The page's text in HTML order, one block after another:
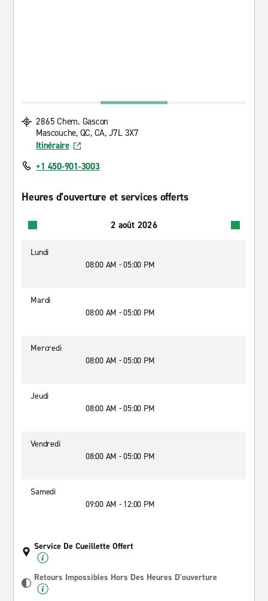
2865 Chem. Gascon
Mascouche, QC, CA, J7L 3X7
Itinéraire
+1 450-901-3003
Heures d’ouverture et services offerts
2 août 2026
Lundi
08:00 AM - 05:00 PM
Mardi
08:00 AM - 05:00 PM
Mercredi
08:00 AM - 05:00 PM
Jeudi
08:00 AM - 05:00 PM
Vendredi
08:00 AM - 05:00 PM
Samedi
09:00 AM - 12:00 PM
Service De Cueillette Offert
Retours Impossibles Hors Des Heures D'ouverture